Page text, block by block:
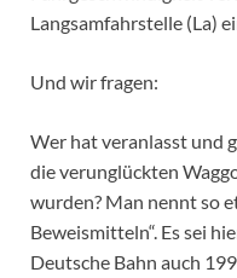
Langsamfahrstelle (La)
Und wir fragen:
Wer hat veranlasst und
die verunglückten
wurden? Man nennt so
Beweismitteln“. Es sei
Deutsche Bahn auch